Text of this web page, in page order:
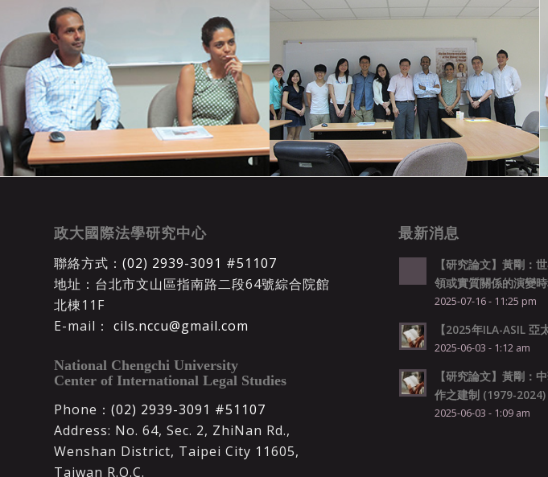
政大國際法學研究中心
聯絡方式： (02) 2939-3091 #51107
地址：台北市文山區指南路二段64號綜合院館
北棟11F
E-mail： cils.nccu@gmail.com
National Chengchi University
Center of International Legal Studies
Phone： (02) 2939-3091 #51107
Address: No. 64, Sec. 2, ZhiNan Rd.,
Wenshan District, Taipei City 11605,
Taiwan R.O.C.
最新消息
【研究論文】黃剛：
領或實質關係的演變
2025-07-16 - 11:25 pm
【2025年ILA-ASIL
2025-06-03 - 1:12 am
【研究論文】黃剛：
作之建制 (1979-2024)
2025-06-03 - 1:09 am